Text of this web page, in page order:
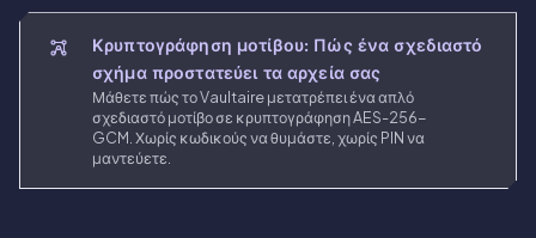
Κρυπτογράφηση μοτίβου: Πώς ένα σχεδιαστό
σχήμα προστατεύει τα αρχεία σας
Μάθετε πώς το Vaultaire μετατρέπει ένα απλό
σχεδιαστό μοτίβο σε κρυπτογράφηση AES-256-
GCM. Χωρίς κωδικούς να θυμάστε, χωρίς PIN να
μαντεύετε.